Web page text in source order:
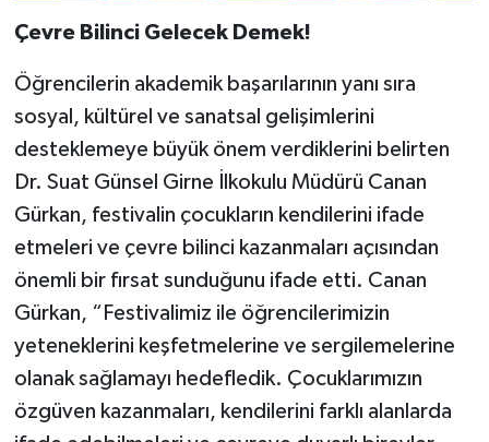
Çevre Bilinci Gelecek Demek!
Öğrencilerin akademik başarılarının yanı sıra
sosyal, kültürel ve sanatsal gelişimlerini
desteklemeye büyük önem verdiklerini belirten
Dr. Suat Günsel Girne İlkokulu Müdürü Canan
Gürkan, festivalin çocukların kendilerini ifade
etmeleri ve çevre bilinci kazanmaları açısından
önemli bir fırsat sunduğunu ifade etti. Canan
Gürkan, “Festivalimiz ile öğrencilerimizin
yeteneklerini keşfetmelerine ve sergilemelerine
olanak sağlamayı hedefledik. Çocuklarımızın
özgüven kazanmaları, kendilerini farklı alanlarda